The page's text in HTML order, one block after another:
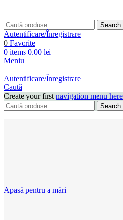
Search
Autentificare/Înregistrare
0 Favorite
0 items 0,00 lei
Meniu
Autentificare/Înregistrare
Caută
Create your first navigation menu here
Search
Apasă pentru a mări